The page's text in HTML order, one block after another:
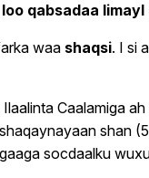
qabsadaa Iimayl
waa shaqsi. Ι si
Caalamiga
shan
socdaalku